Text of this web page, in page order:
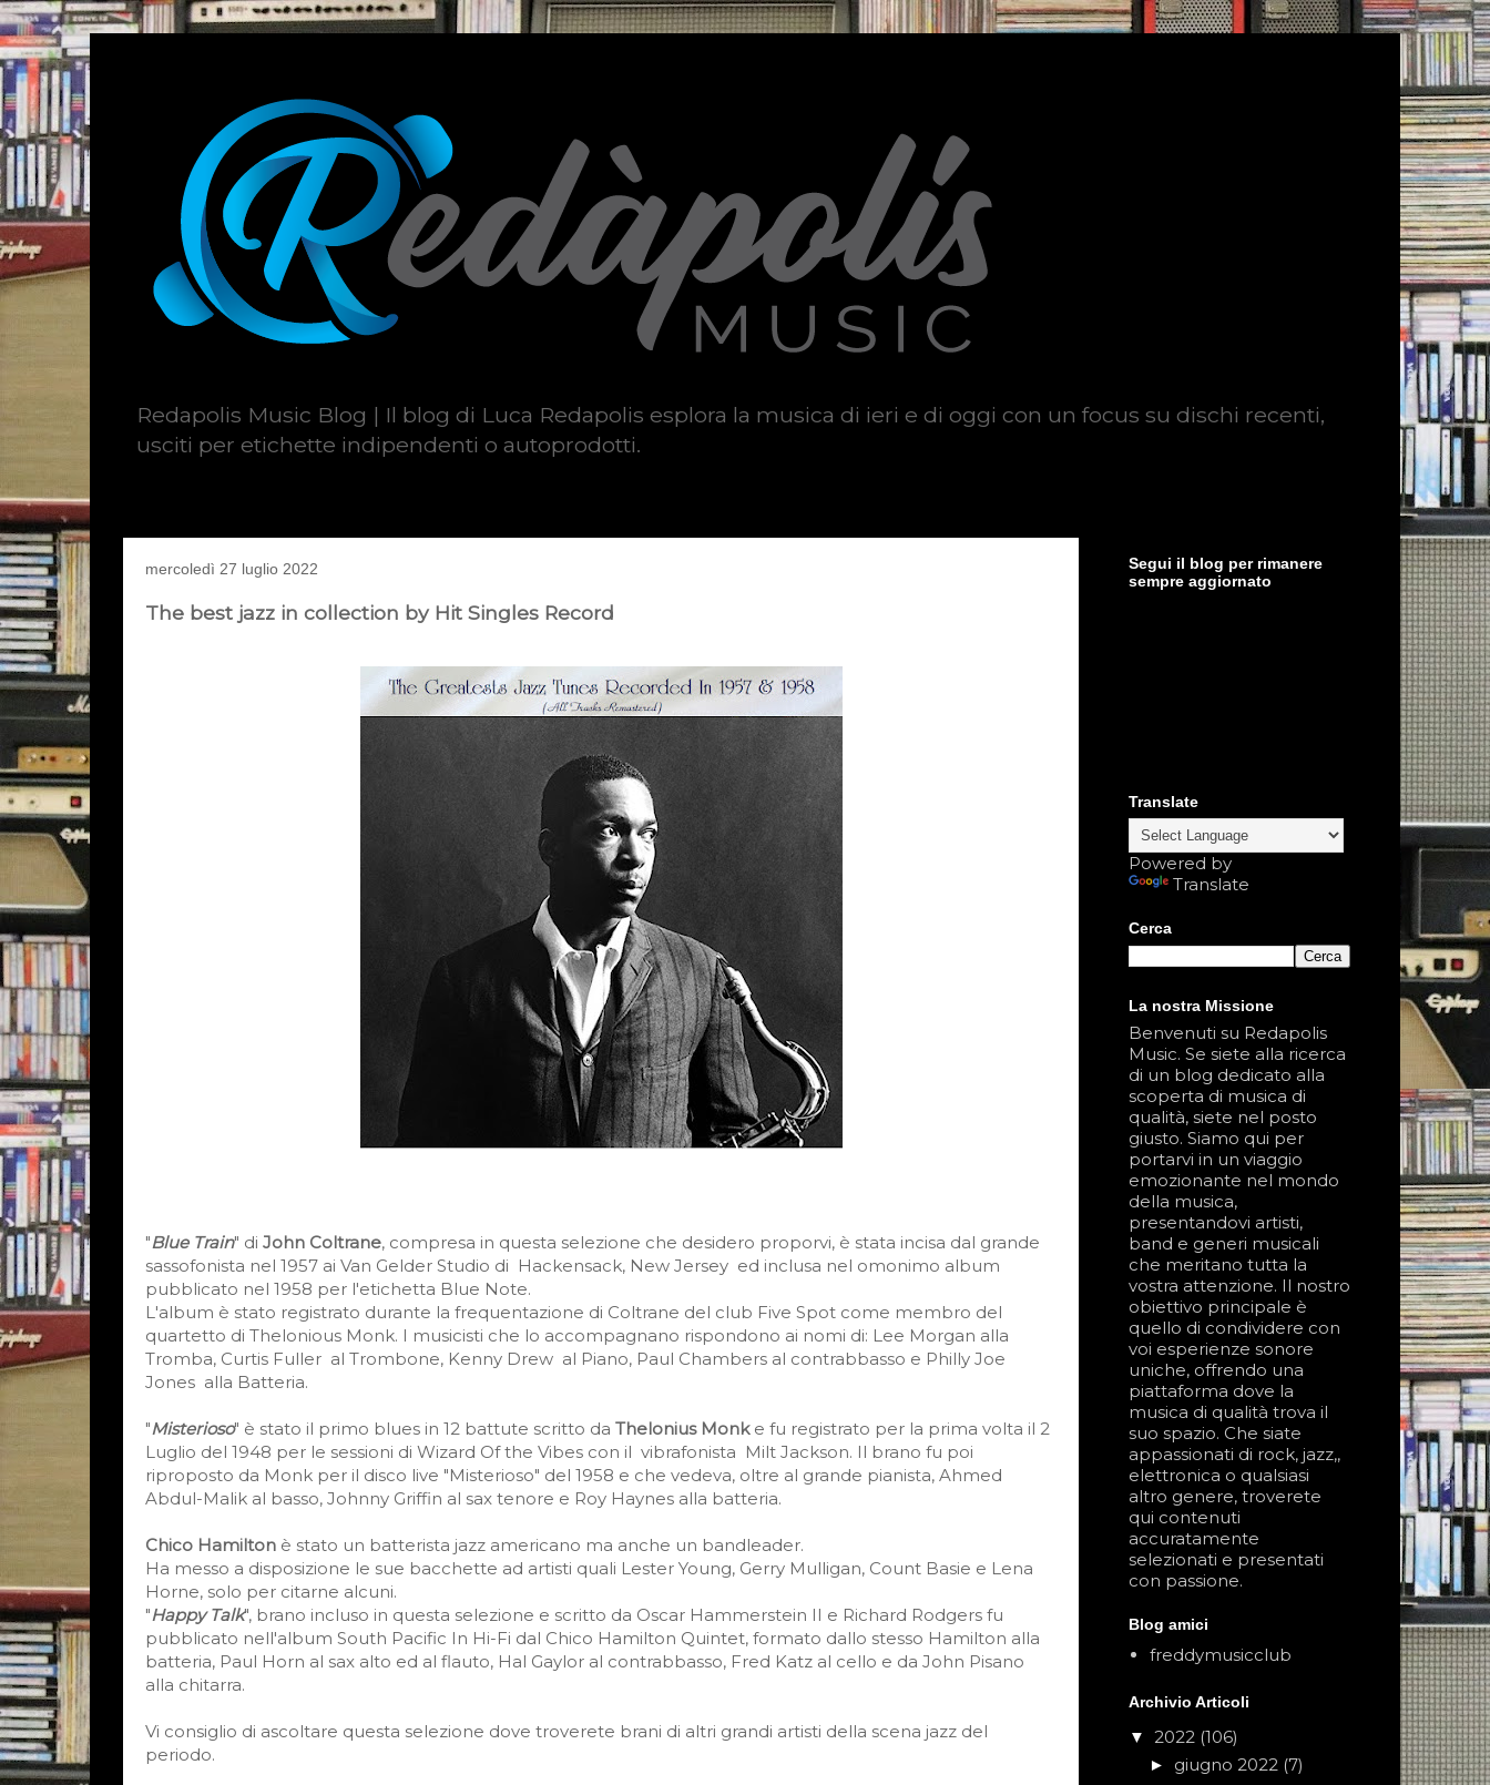
Redapolis Music Blog | Il blog di Luca Redapolis esplora la musica di ieri e di oggi con un focus su dischi recenti,
usciti per etichette indipendenti o autoprodotti.
mercoledì 27 luglio 2022
The best jazz in collection by Hit Singles Record
"Blue Train" di John Coltrane, compresa in questa selezione che desidero proporvi, è stata incisa dal grande
sassofonista nel 1957 ai Van Gelder Studio di Hackensack, New Jersey ed inclusa nel omonimo album
pubblicato nel 1958 per l'etichetta Blue Note.
L'album è stato registrato durante la frequentazione di Coltrane del club Five Spot come membro del
quartetto di Thelonious Monk. I musicisti che lo accompagnano rispondono ai nomi di: Lee Morgan alla
Tromba, Curtis Fuller al Trombone, Kenny Drew al Piano, Paul Chambers al contrabbasso e Philly Joe
Jones alla Batteria.
"Misterioso" è stato il primo blues in 12 battute scritto da Thelonius Monke fu registrato per la prima volta il 2
Luglio del 1948 per le sessioni di Wizard Of the Vibes con il vibrafonista Milt Jackson. Il brano fu poi
riproposto da Monk per il disco live "Misterioso" del 1958 e che vedeva, oltre al grande pianista, Ahmed
Abdul-Malik al basso, Johnny Griffin al sax tenore e Roy Haynes alla batteria.
Chico Hamilton è stato un batterista jazz americano ma anche un bandleader.
Ha messo a disposizione le sue bacchette ad artisti quali Lester Young, Gerry Mulligan, Count Basie e Lena
Horne, solo per citarne alcuni.
"Happy Talk", brano incluso in questa selezione e scritto da Oscar Hammerstein II e Richard Rodgers fu
pubblicato nell'album South Pacific In Hi-Fi dal Chico Hamilton Quintet, formato dallo stesso Hamilton alla
batteria, Paul Horn al sax alto ed al flauto, Hal Gaylor al contrabbasso, Fred Katz al cello e da John Pisano
alla chitarra.
Vi consiglio di ascoltare questa selezione dove troverete brani di altri grandi artisti della scena jazz del
periodo.
Segui il blog per rimanere
sempre aggiornato
Translate
Powered by
Translate
Cerca
La nostra Missione
Benvenuti su Redapolis
Music. Se siete alla ricerca
di un blog dedicato alla
scoperta di musica di
qualità, siete nel posto
giusto. Siamo qui per
portarvi in un viaggio
emozionante nel mondo
della musica,
presentandovi artisti,
band e generi musicali
che meritano tutta la
vostra attenzione. Il nostro
obiettivo principale è
quello di condividere con
voi esperienze sonore
uniche, offrendo una
piattaforma dove la
musica di qualità trova il
suo spazio. Che siate
appassionati di rock, jazz,,
elettronica o qualsiasi
altro genere, troverete
qui contenuti
accuratamente
selezionati e presentati
con passione.
Blog amici
freddymusicclub
Archivio Articoli
▼ 2022 (106)
► giugno 2022 (7)